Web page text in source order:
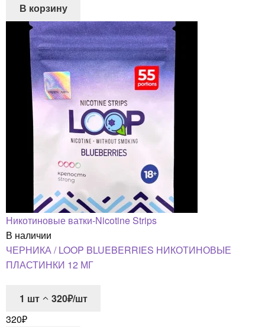
В корзину
Никотиновые ватки-Nicotine Strips
В наличии
ЧЕРНИКА / LOOP BLUEBERRIES НИКОТИНОВЫЕ
ПЛАСТИНКИ 12 МГ
1 шт
320₽/шт
320₽